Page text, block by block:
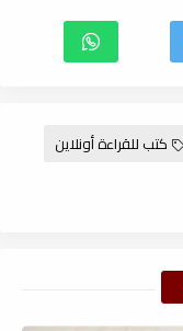
كتب للقراءة أونلاين